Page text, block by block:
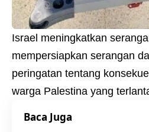
Israel meningkatkan
mempersiapkan serangan
peringatan tentang
warga Palestina yang
Baca Juga